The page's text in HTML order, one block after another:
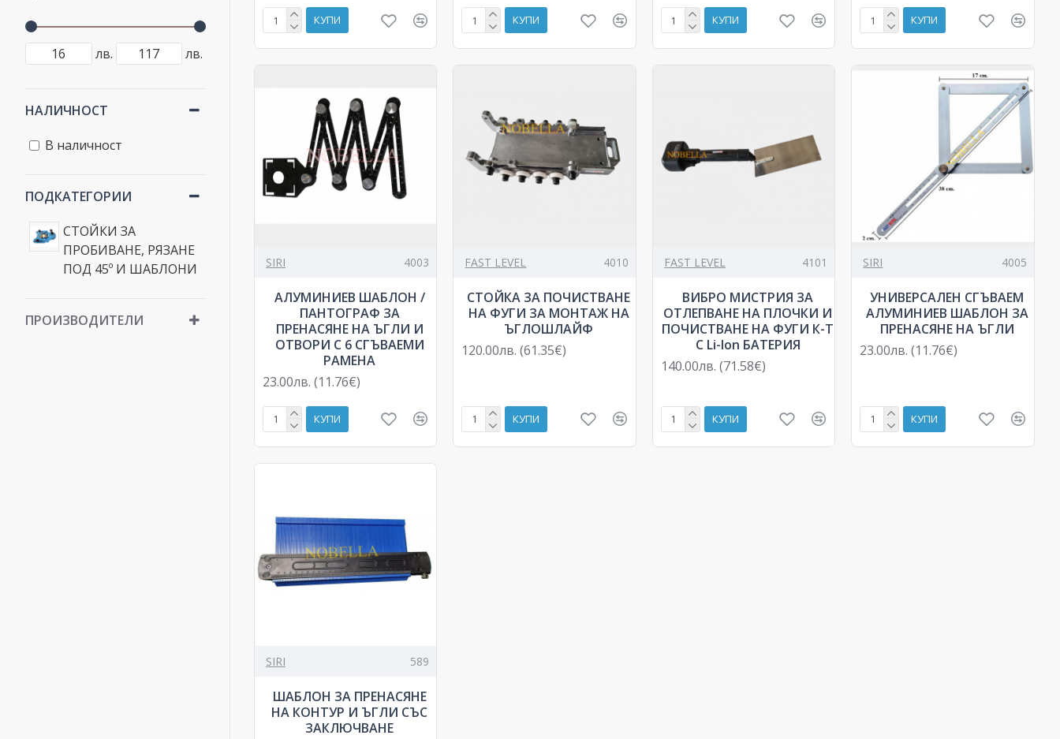
лв. лв.
ПОДКАТЕГОРИИ
СТОЙКИ ЗА
ПРОБИВАНЕ, РЯЗАНЕ
ПОД 45º И ШАБЛОНИ
ПРОИЗВОДИТЕЛИ
НАЛИЧНОСТ
В наличност
КУПИ КУПИ КУПИ КУПИ
SIRI 4003
АЛУМИНИЕВ ШАБЛОН /
ПАНТОГРАФ ЗА
ПРЕНАСЯНЕ НА ЪГЛИ И
ОТВОРИ С 6 СГЪВАЕМИ
РАМЕНА
23.00лв. (11.76€)
КУПИ
FAST LEVEL 4010
СТОЙКА ЗА ПОЧИСТВАНЕ
НА ФУГИ ЗА МОНТАЖ НА
ЪГЛОШЛАЙФ
120.00лв. (61.35€)
КУПИ
FAST LEVEL 4101
ВИБРО МИСТРИЯ ЗА
ОТЛЕПВАНЕ НА ПЛОЧКИ И
ПОЧИСТВАНЕ НА ФУГИ К-Т
С Li-Ion БАТЕРИЯ
140.00лв. (71.58€)
КУПИ
SIRI 4005
УНИВЕРСАЛЕН СГЪВАЕМ
АЛУМИНИЕВ ШАБЛОН ЗА
ПРЕНАСЯНЕ НА ЪГЛИ
23.00лв. (11.76€)
КУПИ
SIRI 589
ШАБЛОН ЗА ПРЕНАСЯНЕ
НА КОНТУР И ЪГЛИ СЪС
ЗАКЛЮЧВАНЕ